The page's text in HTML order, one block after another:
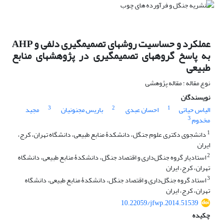
عملکرد و حساسیت روش‏های تصمیم‏گیری دلفی و AHP
به پاسخ گروه‏های تصمیم‏گیری در پژوهش‏های منابع
طبیعی
نوع مقاله : مقاله پژوهشی
نویسندگان
الیاس حیاتی
1 احسان عبدی 2 باریس مجنونیان 3 مجید
مخدوم3
1 دانشجوی دکتری علوم جنگل، دانشکدۀ منابع طبیعی، دانشگاه تهران، کرج،
ایران
2استادیار گروه جنگل‌داری و اقتصاد جنگل، دانشکدۀ منابع طبیعی، دانشگاه
تهران، کرج، ایران
3استاد گروه جنگل‌داری و اقتصاد جنگل، دانشکدۀ منابع طبیعی، دانشگاه
تهران، کرج، ایران
10.22059/jfwp.2014.51539
چکیده